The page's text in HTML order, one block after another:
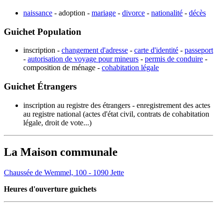
naissance - adoption - mariage - divorce - nationalité - décès
Guichet Population
inscription - changement d'adresse - carte d'identité - passeport
- autorisation de voyage pour mineurs - permis de conduire -
composition de ménage - cohabitation légale
Guichet Étrangers
inscription au registre des étrangers - enregistrement des actes
au registre national (actes d'état civil, contrats de cohabitation
légale, droit de vote...)
La Maison communale
Chaussée de Wemmel, 100 - 1090 Jette
Heures d'ouverture guichets